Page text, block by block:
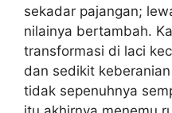
sekadar pajangan;
nilainya bertambah.
transformasi di laci
dan sedikit
tidak sepenuhnya